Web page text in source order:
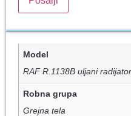
Model
RAF R.1138B uljani
Robna grupa
Grejna tela